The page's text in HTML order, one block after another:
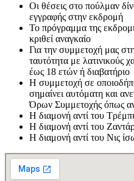
Οι θέσεις στο πούλμαν
εγγραφής στην εκδρομή
Το πρόγραμμα της
κριθεί αναγκαίο
Για την συμμετοχή μας
ταυτότητα με λατινικούς
έως 18 ετών ή διαβατήριο
Η συμμετοχή σε
σημαίνει αυτόματη και
Όρων Συμμετοχής όπως
Η διαμονή αντί του
Η διαμονή αντί του
Η διαμονή αντί του Νις